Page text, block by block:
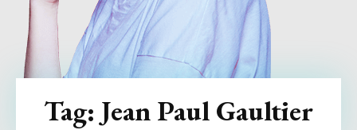
Tag: Jean Paul Gaultier